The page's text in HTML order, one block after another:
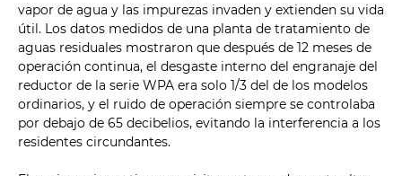
vapor de agua y las impurezas invaden y extienden su vida
útil. Los datos medidos de una planta de tratamiento de
aguas residuales mostraron que después de 12 meses de
operación continua, el desgaste interno del engranaje del
reductor de la serie WPA era solo 1/3 del de los modelos
ordinarios, y el ruido de operación siempre se controlaba
por debajo de 65 decibelios, evitando la interferencia a los
residentes circundantes.